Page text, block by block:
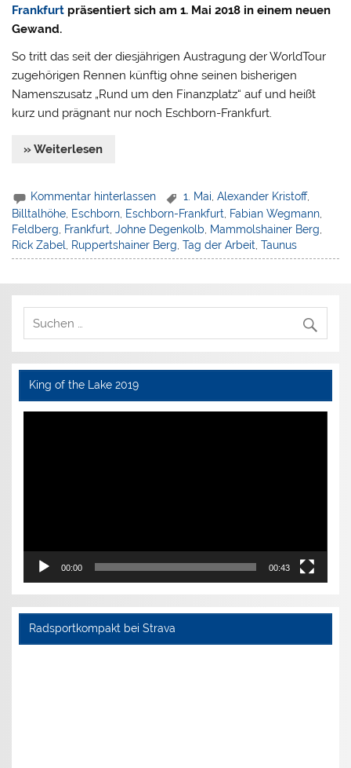
Frankfurt präsentiert sich am 1. Mai 2018 in einem neuen
Gewand.
So tritt das seit der diesjährigen Austragung der WorldTour
zugehörigen Rennen künftig ohne seinen bisherigen
Namenszusatz „Rund um den Finanzplatz“ auf und heißt
kurz und prägnant nur noch Eschborn-Frankfurt.
» Weiterlesen
Kommentar hinterlassen 1. Mai,Alexander Kristoff,
Billtalhöhe Eschborn Eschborn-Frankfurt Fabian Wegmann
Feldberg
Frankfurt ,Johne Degenkolb Mammolshainer Berg
Rick Zabel
Ruppertshainer Berg ,Tag der Arbeit ,Taunus
King of the Lake 2019
00:00 00:43
Radsportkompakt bei Strava